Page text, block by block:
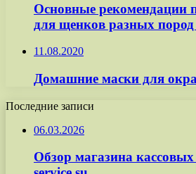
Основные рекомендации
для щенков разных пород
11.08.2020
Домашние маски для
Последние записи
06.03.2026
Обзор магазина